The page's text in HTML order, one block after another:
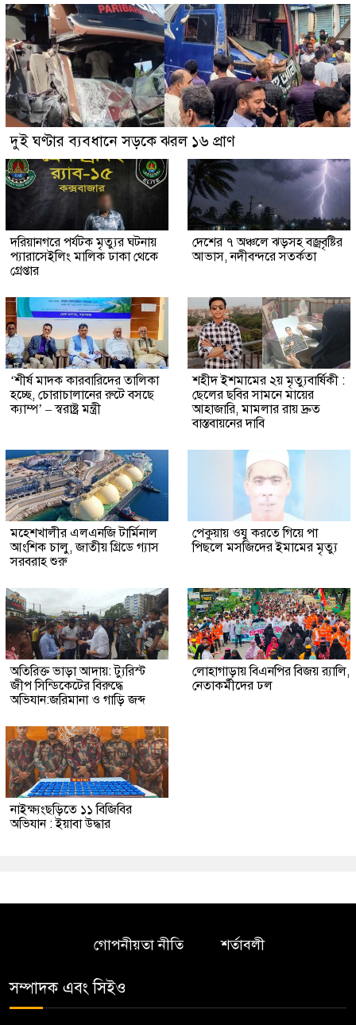
দুই ঘণ্টার ব্যবধানে সড়কে ঝরল ১৬ প্রাণ
দরিয়ানগরে পর্যটক মৃত্যুর ঘটনায়
প্যারাসেইলিং মালিক ঢাকা থেকে
গ্রেপ্তার
দেশের ৭ অঞ্চলে ঝড়সহ বজ্রবৃষ্টির
আভাস, নদীবন্দরে সতর্কতা
‘শীর্ষ মাদক কারবারিদের তালিকা
হচ্ছে, চোরাচালানের রুটে বসছে
ক্যাম্প’ – স্বরাষ্ট্র মন্ত্রী
শহীদ ইশমামের ২য় মৃত্যুবার্ষিকী :
ছেলের ছবির সামনে মায়ের
আহাজারি, মামলার রায় দ্রুত
বাস্তবায়নের দাবি
মহেশখালীর এলএনজি টার্মিনাল
আংশিক চালু, জাতীয় গ্রিডে গ্যাস
সরবরাহ শুরু
পেকুয়ায় ওযু করতে গিয়ে পা
পিছলে মসজিদের ইমামের মৃত্যু
অতিরিক্ত ভাড়া আদায়: ট্যুরিস্ট
জীপ সিন্ডিকেটের বিরুদ্ধে
অভিযান:জরিমানা ও গাড়ি জব্দ
লোহাগাড়ায় বিএনপির বিজয় র‍্যালি,
নেতাকর্মীদের ঢল
নাইক্ষ্যংছড়িতে ১১ বিজিবির
অভিযান : ইয়াবা উদ্ধার
গোপনীয়তা নীতি শর্তাবলী
সম্পাদক এবং সিইও